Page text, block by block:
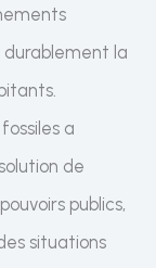
la
a
de
publics,
situations